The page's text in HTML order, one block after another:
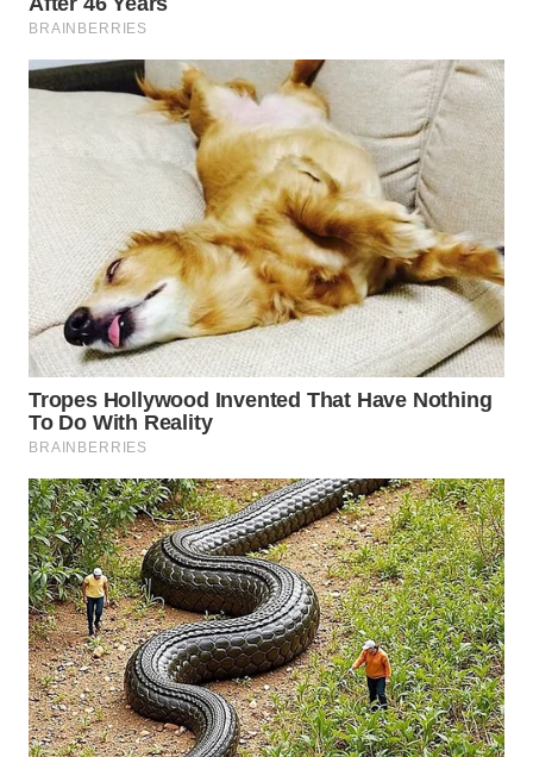
SERDANG
WN
TEBING
WN
PAKPAK
WN
KARAWANG
WN
BEKASI
WN
BOGOR
WN
DEPOK
WN
TAPANULI
UTARA